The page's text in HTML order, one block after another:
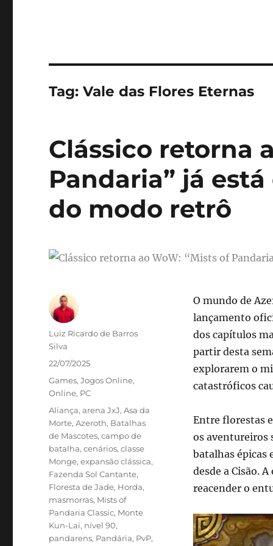
Tag:Vale das Flores Eternas
Clássico retorna
Pandaria” já
do modo retrô
O mundo de
lançamento
dos capítulos
partir desta
explorarem o
catastróficos
Entre florestas
os aventureiros
batalhas épicas
desde a Cisão.
reacender o
Autor
Luiz Ricardo de Barros
Silva
Publicado
22/07/2025
Categorias
Games,Jogos Online,
Online, PC
Tags
Aliança,arena JxJ,Asa da
Morte,Azeroth, Batalhas
de Mascotes,campo de
batalha,cenários,classe
Monge,expansão clássica,
Fazenda Sol Cantante,
Floresta de Jade, Horda,
masmorras, Mists of
Pandaria Classic, Monte
Kun-Lai, nível 90,
pandarens, Pandária, PvP,